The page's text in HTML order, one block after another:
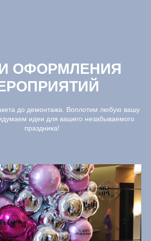
ОФОРМЛЕНИЯ
до демонтажа. Воплотим любую вашу
идеи для вашего незабываемого
праздника!